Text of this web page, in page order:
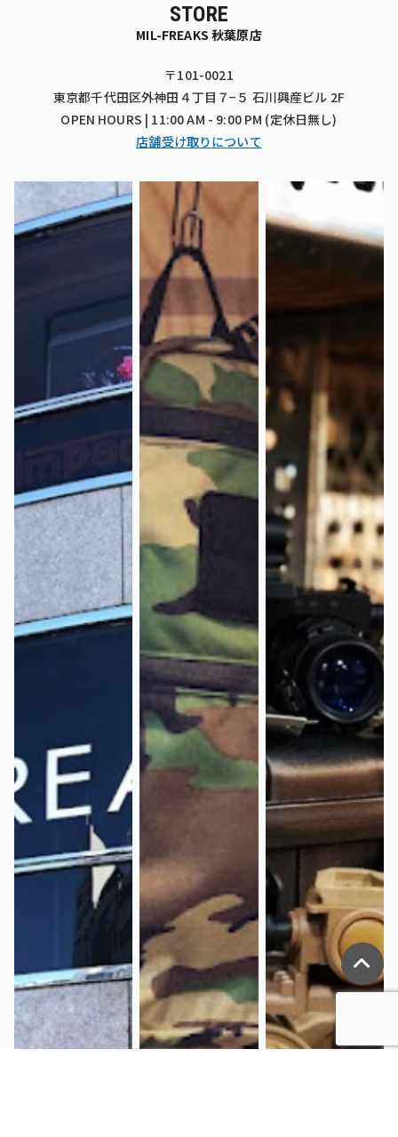
STORE
MIL-FREAKS 秋葉原店
〒101-0021
東京都千代田区外神田４丁目７−５ 石川興産ビル 2F
OPEN HOURS | 11:00 AM - 9:00 PM (定休日無し)
店舗受け取りについて